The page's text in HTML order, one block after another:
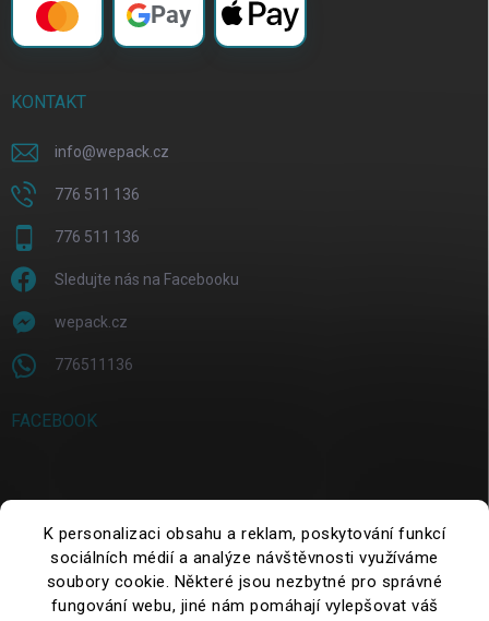
K personalizaci obsahu a reklam, poskytování funkcí
sociálních médií a analýze návštěvnosti využíváme
soubory cookie. Některé jsou nezbytné pro správné
fungování webu, jiné nám pomáhají vylepšovat váš
Pay
KONTAKT
info@wepack.cz
776 511 136
776 511 136
Sledujte nás na Facebooku
wepack.cz
776511136
FACEBOOK
Suchen